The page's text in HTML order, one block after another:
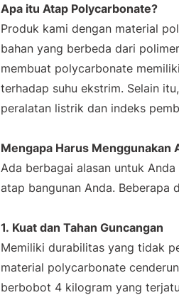
Apa itu Atap Polycarbonate?
Produk kami dengan material
bahan yang berbeda dari
membuat polycarbonate
terhadap suhu ekstrim. Selain itu,
peralatan listrik dan indeks
Mengapa Harus Menggunakan
Ada berbagai alasan untuk
atap bangunan Anda. Beberapa
1. Kuat dan Tahan Guncangan
Memiliki durabilitas yang tidak
material polycarbonate
berbobot 4 kilogram yang